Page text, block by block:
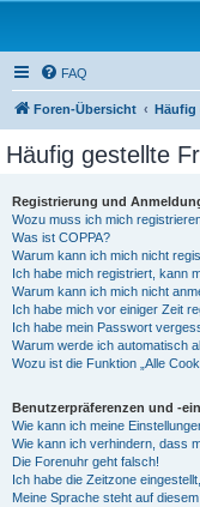
FAQ
Foren-Übersicht Häufig
Häufig gestellte
Registrierung und
Wozu muss ich mich
Was ist COPPA?
Warum kann ich mich nicht
Ich habe mich registriert, kann
Warum kann ich mich nicht
Ich habe mich vor einiger Zeit
Ich habe mein Passwort
Warum werde ich automatisch
Wozu ist die Funktion „Alle
Benutzerpräferenzen und -
Wie kann ich meine
Wie kann ich verhindern, dass
Die Forenuhr geht falsch!
Ich habe die Zeitzone
Meine Sprache steht auf